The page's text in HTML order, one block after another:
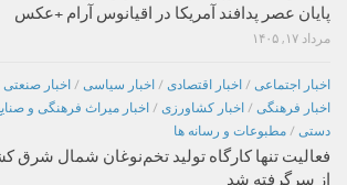
پایان عصر پدافند آمریکا در اقیانوس آرام +عکس
مرداد ۱۷, ۱۴۰۵
اخبار اجتماعی / اخبار اقتصادی / اخبار سیاسی / اخبار صنعتی
اخبار فرهنگی / اخبار کشاورزی / اخبار میراث فرهنگی و
دستی / مطبوعات و رسانه ها
فعالیت تنها کارگاه تولید تخم‌نوغان شمال شرق
از سرگرفته شد